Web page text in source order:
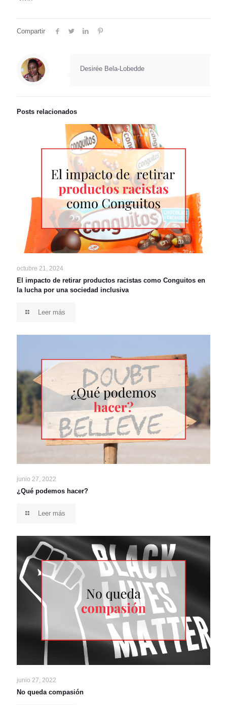
Compartir
Desirée Bela-Lobedde
Posts relacionados
octubre 21, 2024
El impacto de retirar productos racistas como Conguitos en
la lucha por una sociedad inclusiva
Leer más
junio 27, 2022
¿Qué podemos hacer?
Leer más
junio 27, 2022
No queda compasión